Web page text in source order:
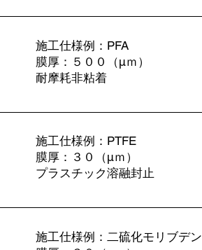
施工仕様例：PFA
​膜厚：５００
（μｍ）
耐摩耗非粘着
施工仕様例：PTFE
​膜厚：３０
（μｍ）
プラスチック溶融封止
施工仕様例：二硫化モリブデン